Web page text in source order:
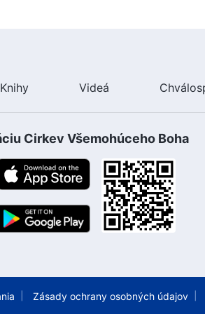
Knihy Videá
Cirkev Všemohúceho Boha
Zásady ochrany osobných údajov